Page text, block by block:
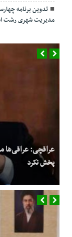
تدوین برنامه
مدیریت شهری رشت
عراقچی: عراقی‌ها
پخش نکرد
فوری/ اکبر عبدی